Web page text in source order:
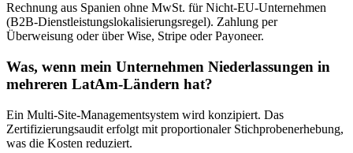
Rechnung aus Spanien ohne MwSt. für Nicht-EU-Unternehmen
(B2B-Dienstleistungslokalisierungsregel). Zahlung per
Überweisung oder über Wise, Stripe oder Payoneer.
Was, wenn mein Unternehmen Niederlassungen in
mehreren LatAm-Ländern hat?
Ein Multi-Site-Managementsystem wird konzipiert. Das
Zertifizierungsaudit erfolgt mit proportionaler Stichprobenerhebung,
was die Kosten reduziert.